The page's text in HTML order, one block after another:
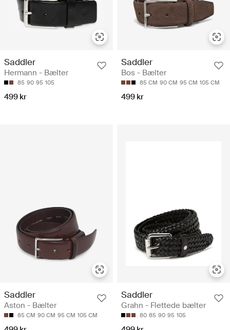
Saddler
Hermann - Bælter
85 90 95 105
499 kr
Saddler
Bos - Bælter
85 CM 90 CM 95 CM 105 CM
499 kr
Saddler
Aston - Bælter
85 CM 90 CM 95 CM 105 CM
Saddler
Grahn - Flettede bælter
80 85 90 95 105